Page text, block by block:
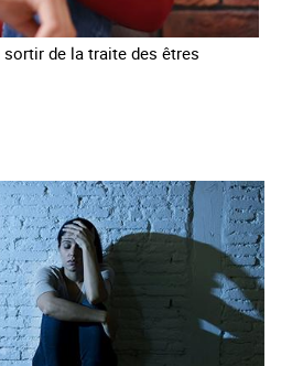
de la traite des êtres